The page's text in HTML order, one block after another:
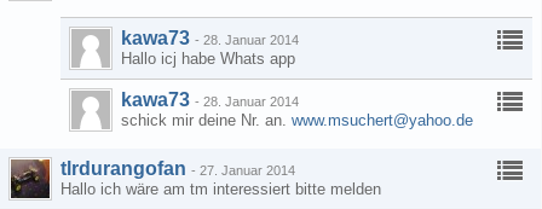
kawa73 - 28. Januar 2014
Hallo icj habe Whats app
kawa73 - 28. Januar 2014
schick mir deine Nr. an. www.msuchert@yahoo.de
tlrdurangofan - 27. Januar 2014
Hallo ich wäre am tm interessiert bitte melden